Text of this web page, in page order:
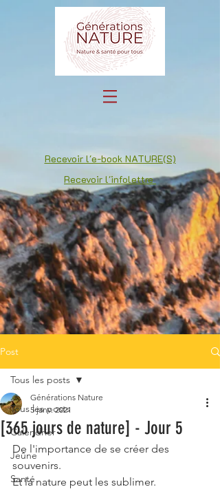
Recevoir l'e-book NATURE(S)
Recevoir l'infolettre
Post
Tous les posts
Calendrier
Jeûne
Santé
Tous les posts
[365 jours de nature] - Jour 5
Générations Nature
5 janv. 2021
De l'importance de se créer des
souvenirs.
Et la nature peut les sublimer.